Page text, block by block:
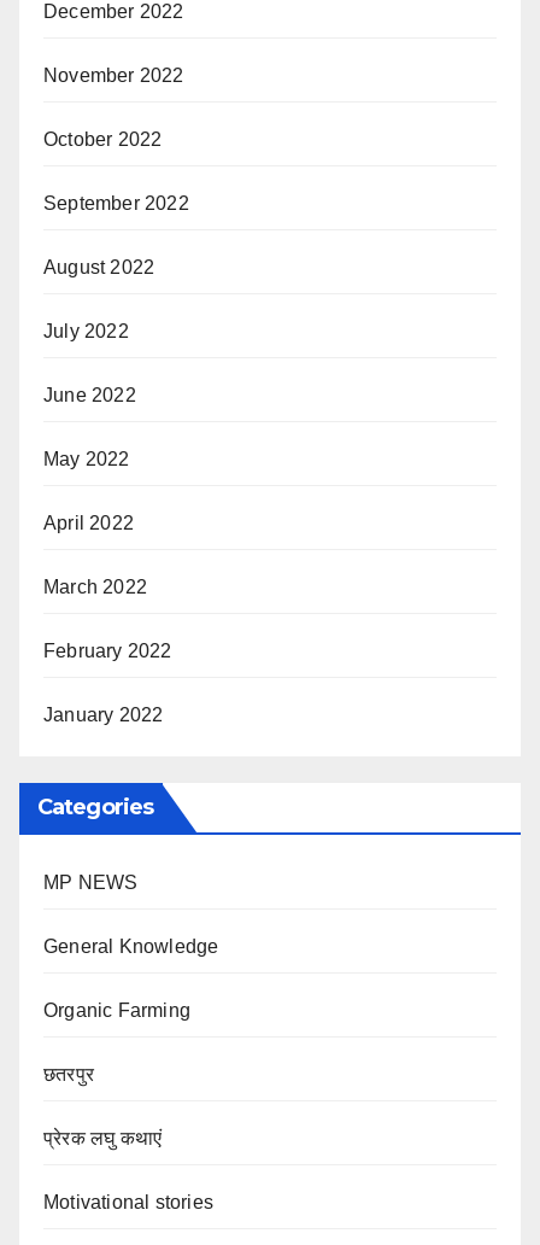
December 2022
November 2022
October 2022
September 2022
August 2022
July 2022
June 2022
May 2022
April 2022
March 2022
February 2022
January 2022
Categories
MP NEWS
General Knowledge
Organic Farming
छतरपुर
प्रेरक लघु कथाएं
Motivational stories